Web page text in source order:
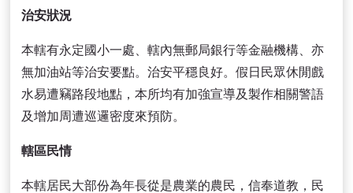
治安狀況
本轄有永定國小一處、轄內無郵局銀行等金融機構、亦
無加油站等治安要點。治安平穩良好。假日民眾休閒戲
水易遭竊路段地點，本所均有加強宣導及製作相關警語
及增加周遭巡邏密度來預防。
轄區民情
本轄居民大部份為年長從是農業的農民，信奉道教，民